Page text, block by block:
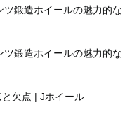
鍛造ホイールの魅力的な
鍛造ホイールの魅力的な
欠点 | Jホイール